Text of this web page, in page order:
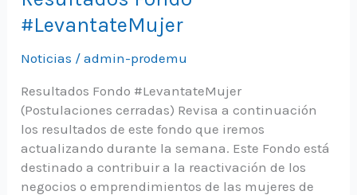
#LevantateMujer
Noticias /admin-prodemu
Resultados Fondo #LevantateMujer
(Postulaciones cerradas) Revisa a continuación
los resultados de este fondo que iremos
actualizando durante la semana. Este Fondo está
destinado a contribuir a la reactivación de los
negocios o emprendimientos de las mujeres de